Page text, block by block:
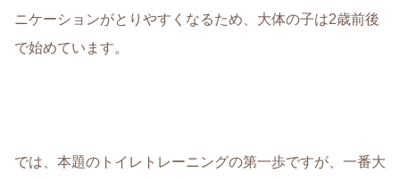
ニケーションがとりやすくなるため、大体の子は2歳前後
で始めています。
では、本題のトイレトレーニングの第一歩ですが、一番大